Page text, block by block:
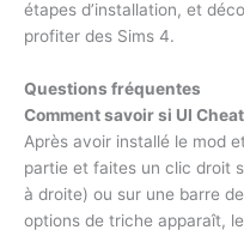
étapes d’installation, et
profiter des Sims 4.
Questions fréquentes
Comment savoir si UI
Après avoir installé le mod
partie et faites un clic droit
à droite) ou sur une barre
options de triche apparaît,